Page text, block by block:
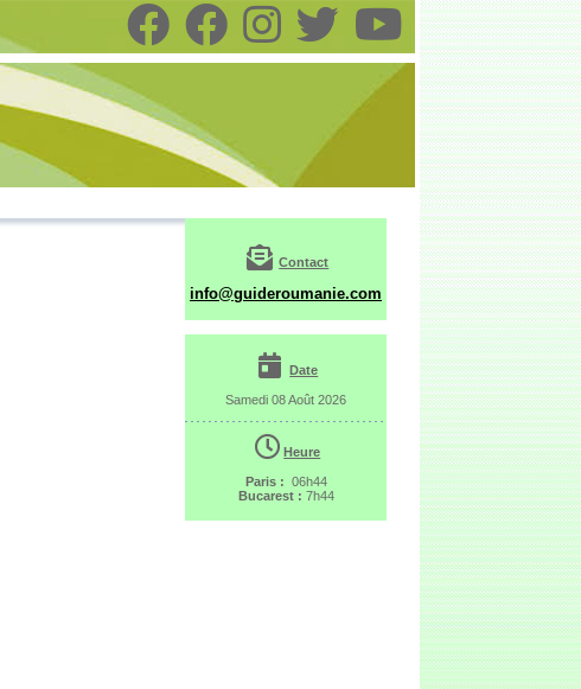
Contact
info@guideroumanie.com
Date
Samedi 08 Août 2026
Heure
Paris : 06h44
Bucarest : 7h44